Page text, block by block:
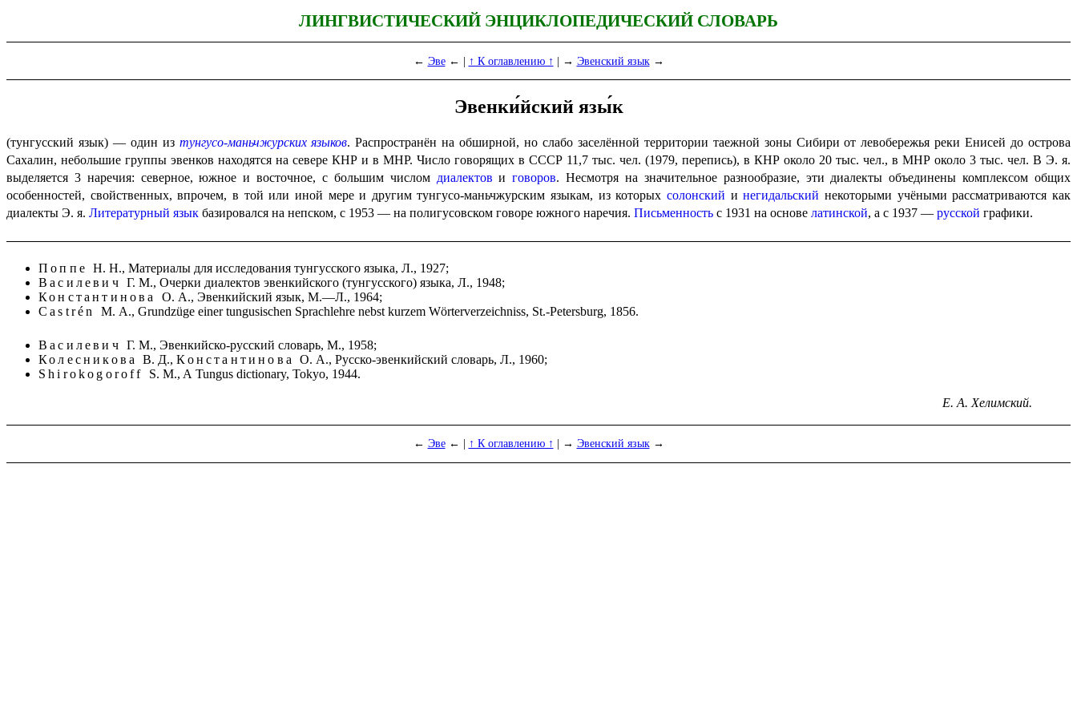
ЛИНГВИСТИЧЕСКИЙ ЭНЦИКЛОПЕДИЧЕСКИЙ СЛОВАРЬ
← Эве← | ↑ К оглавлению ↑ | → Эвенский язык→
Эвенки́йский язы́к
(тунгусский язык) — один из тунгусо-маньчжурских языков. Распространён на обширной, но слабо заселённой территории таежной зоны Сибири от левобережья реки Енисей до острова
Сахалин, небольшие группы эвенков находятся на севере КНР и в МНР. Число говорящих в СССР 11,7 тыс. чел. (1979, перепись), в КНР около 20 тыс. чел., в МНР около 3 тыс. чел. В Э. я.
выделяется 3 наречия: северное, южное и восточное, с большим числом диалектов иговоров. Несмотря на значительное разнообразие, эти диалекты объединены комплексом общих
особенностей, свой­ствен­ных, впрочем, в той или иной мере и другим тунгусо-маньчжурским языкам, из которыхсолонский инегидальский некоторыми учёными рассма­т­ри­ва­ют­ся как
диалекты Э. я. Литературный язык базировался на непском, с 1953 — на полигусовском говоре южного наречия. Письменность с 1931 на основе латин­ской, а с 1937 — русской графики.
ПоппеН. Н., Материалы для исследования тунгусского языка, Л., 1927;
Василевич Г. М., Очерки диалектов эвенкийского (тунгусского) языка, Л., 1948;
Константинова О. А., Эвенкийский язык, М.—Л., 1964;
Castrén M. A., Grundzüge einer tungusischen Sprachlehre nebst kurzem Wörterverzeichniss, St.-Petersburg, 1856.
Василевич Г. М., Эвенкийско-русский словарь, М., 1958;
КолесниковаВ. Д.,КонстантиноваО. А., Русско-эвенкийский словарь, Л., 1960;
Shirokogoroff S. M., A Tungus dictionary, Tokyo, 1944.
Е. А. Хелимский.
← Эве← | ↑ К оглавлению ↑ | → Эвенский язык→